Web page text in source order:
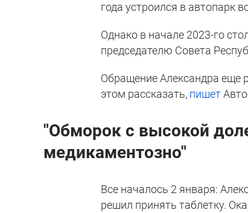
года устроился в автопарк
Однако в начале 2023-го
председателю Совета
Обращение Александра еще
этом рассказать, пишет
"Обморок с высокой
медикаментозно"
Все началось 2 января:
решил принять таблетку.